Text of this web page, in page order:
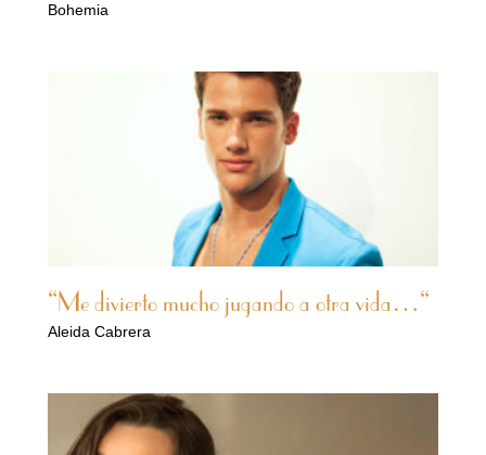
Bohemia
“Me divierto mucho jugando a otra vida…“
Aleida Cabrera